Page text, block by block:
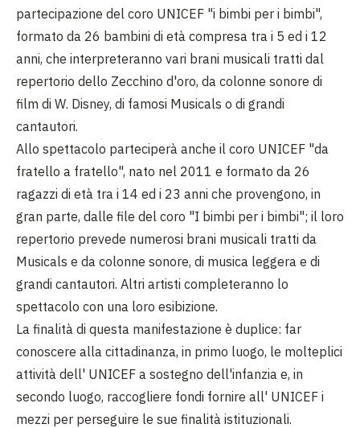
partecipazione del coro UNICEF "i bimbi per i bimbi",
formato da 26 bambini di età compresa tra i 5 ed i 12
anni, che interpreteranno vari brani musicali tratti dal
repertorio dello Zecchino d'oro, da colonne sonore di
film di W. Disney, di famosi Musicals o di grandi
cantautori.
Allo spettacolo parteciperà anche il coro UNICEF "da
fratello a fratello", nato nel 2011 e formato da 26
ragazzi di età tra i 14 ed i 23 anni che provengono, in
gran parte, dalle file del coro "I bimbi per i bimbi"; il loro
repertorio prevede numerosi brani musicali tratti da
Musicals e da colonne sonore, di musica leggera e di
grandi cantautori. Altri artisti completeranno lo
spettacolo con una loro esibizione.
La finalità di questa manifestazione è duplice: far
conoscere alla cittadinanza, in primo luogo, le molteplici
attività dell' UNICEF a sostegno dell'infanzia e, in
secondo luogo, raccogliere fondi fornire all' UNICEF i
mezzi per perseguire le sue finalità istituzionali.